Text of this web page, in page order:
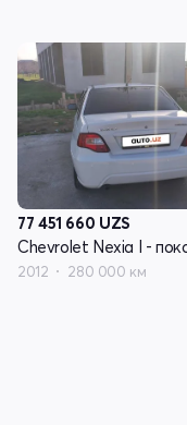
77 451 660 UZS
2012 280 000 км